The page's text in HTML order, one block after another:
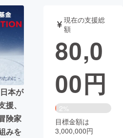
音楽
ジェット ゲーム・
書籍・雑誌
チャレンジ
活性化
本が
、
険家
みを
現在の支援総
額
80,0
00円
2%
目標金額は
3,000,000円